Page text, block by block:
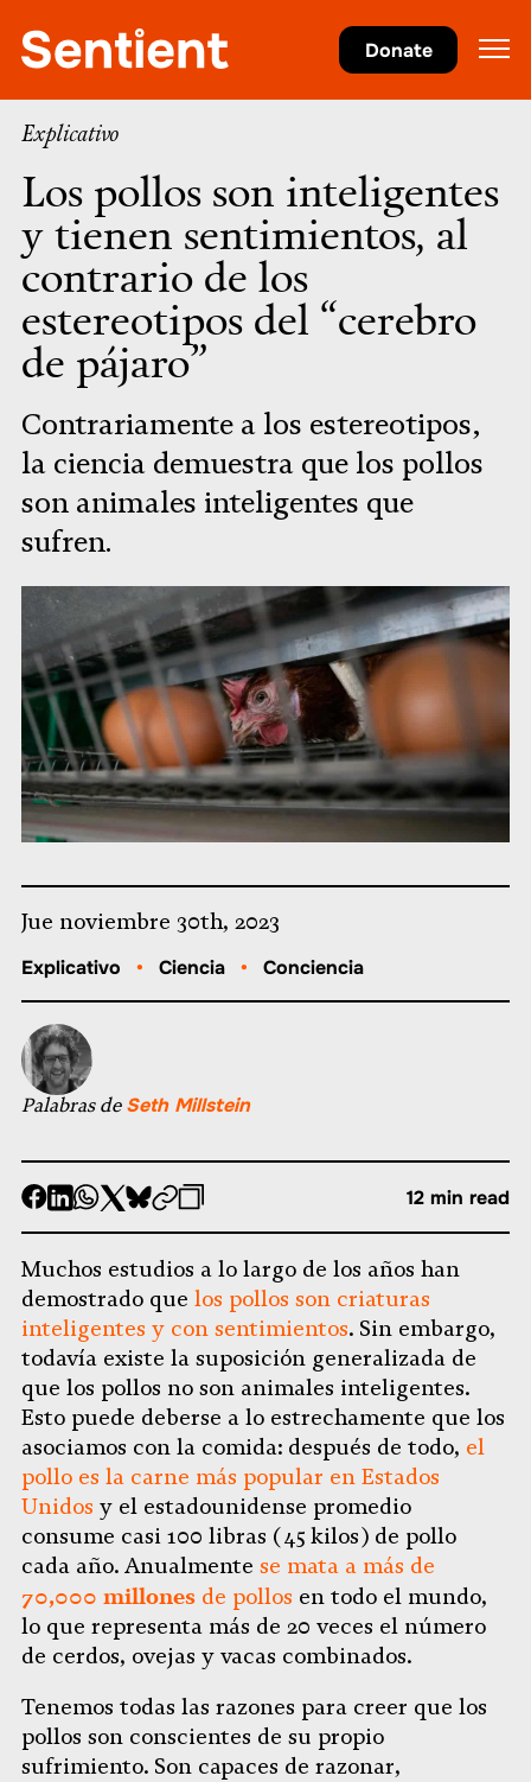
Donate
Explicativo
Los pollos son inteligentes
y tienen sentimientos, al
contrario de los
estereotipos del “cerebro
de pájaro”
Contrariamente a los estereotipos,
la ciencia demuestra que los pollos
son animales inteligentes que
sufren.
Jue noviembre 30th, 2023
Explicativo • Ciencia • Conciencia
Palabras de Seth Millstein
-
Facebook
-
LinkedIn
-
Whatsapp
-
X
-
Bluesky
-
12 min read
Muchos estudios a lo largo de los años han
demostrado que los pollos son criaturas
inteligentes y con sentimientos. Sin embargo,
todavía existe la suposición generalizada de
que los pollos no son animales inteligentes.
Esto puede deberse a lo estrechamente que los
asociamos con la comida: después de todo, el
pollo es la carne más popular en Estados
Unidos y el estadounidense promedio
consume casi 100 libras (45 kilos) de pollo
cada año. Anualmente se mata a más de
70,000 millones de pollos en todo el mundo,
lo que representa más de 20 veces el número
de cerdos, ovejas y vacas combinados.
Tenemos todas las razones para creer que los
pollos son conscientes de su propio
sufrimiento. Son capaces de razonar,